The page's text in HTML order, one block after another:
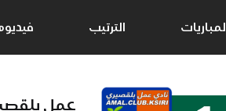
الترتيب
عمل